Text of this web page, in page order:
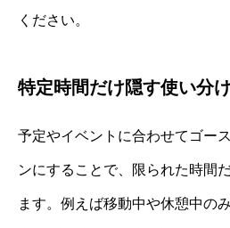
ください。
特定時間だけ隠す使い分け
予定やイベントに合わせてゴー
ンにすることで、限られた時間
ます。例えば移動中や休憩中の